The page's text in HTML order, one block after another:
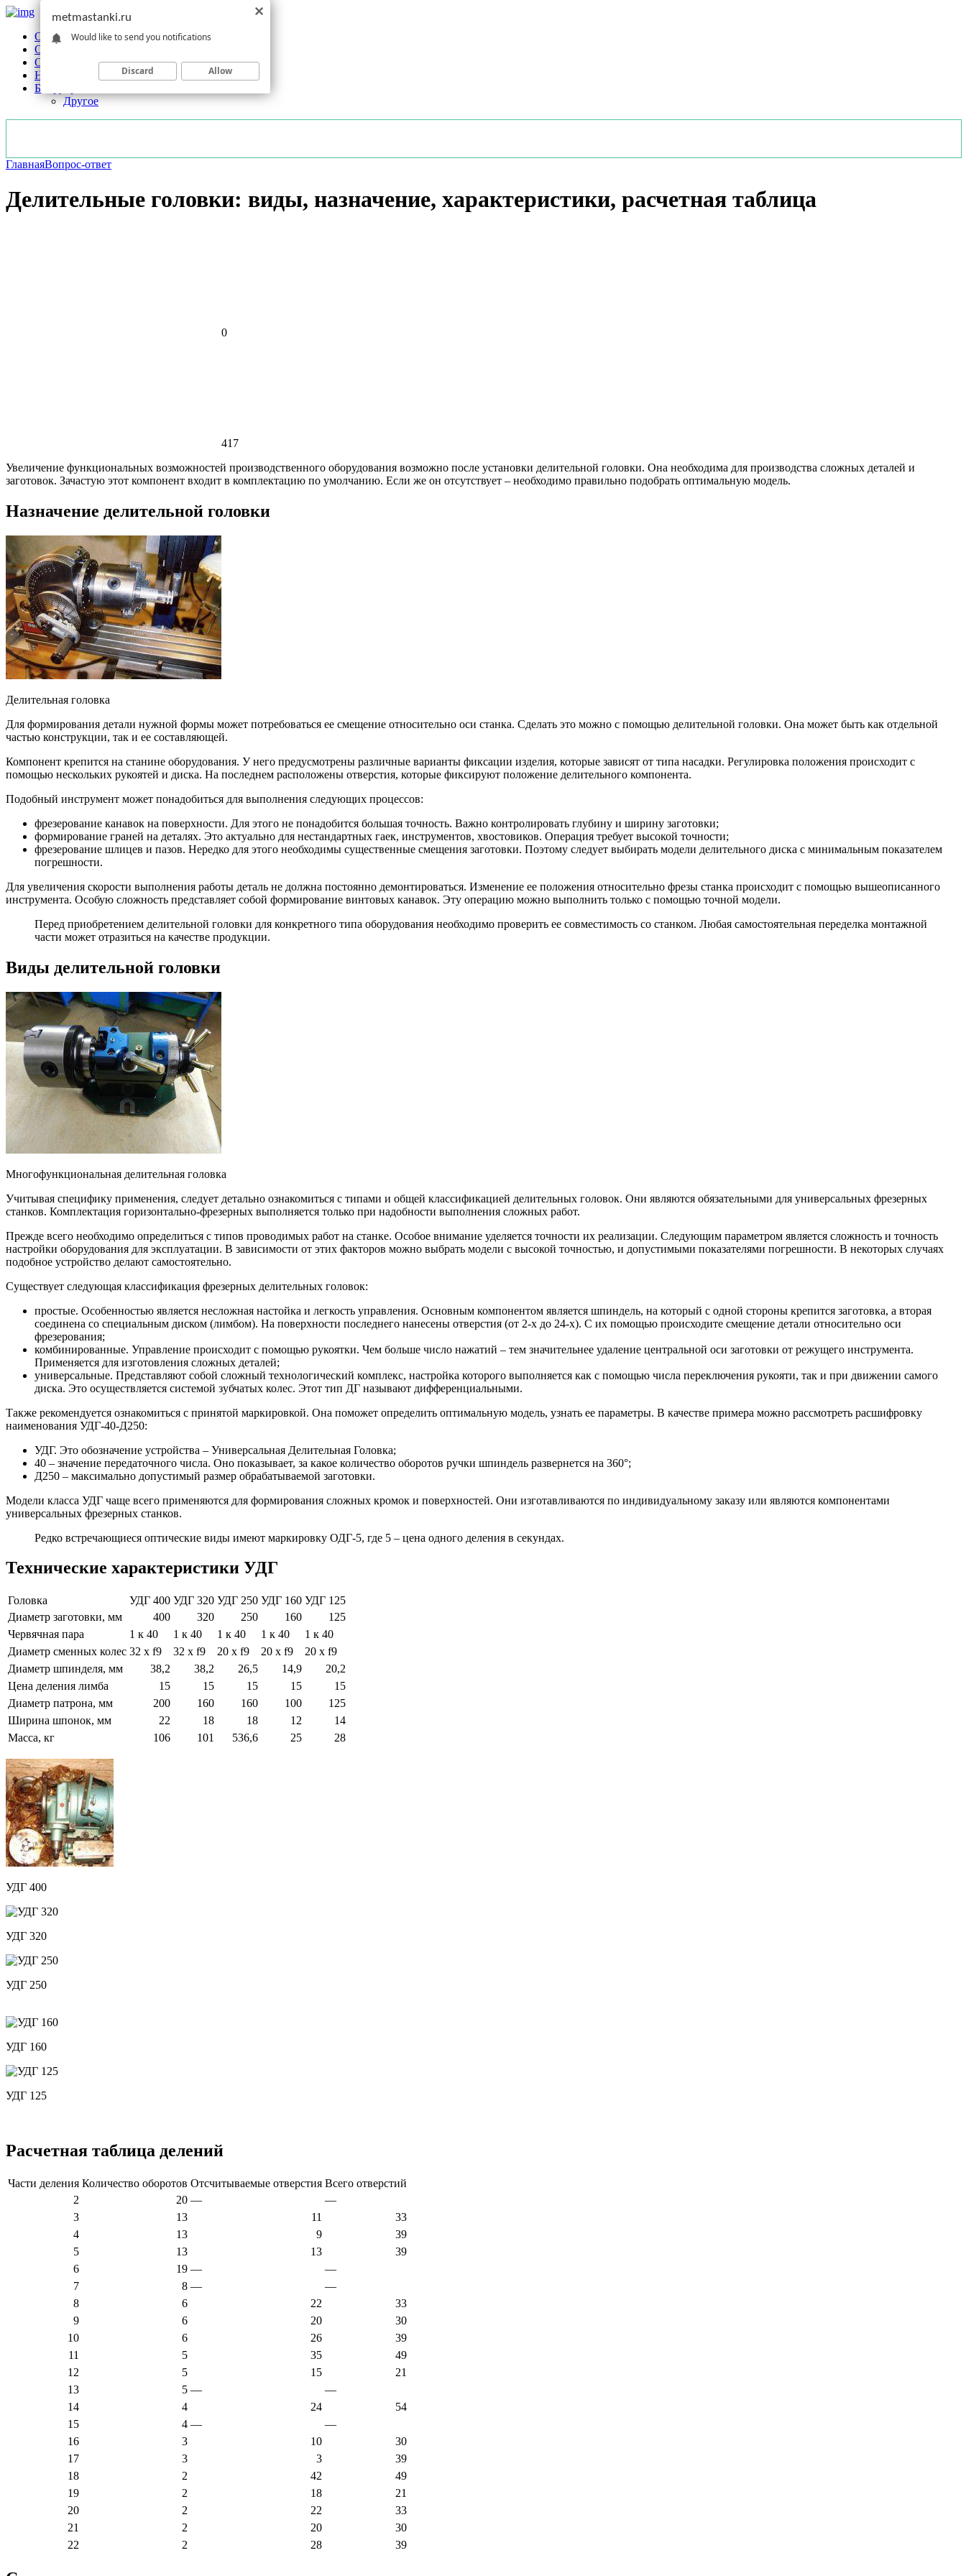
Обзоры станков
Оборудование
Обработка
Новости отрасли
Без рубрики
Другое
ГлавнаяВопрос-ответ
Делительные головки: виды, назначение, характеристики, расчетная таблица
0
417
Увеличение функциональных возможностей производственного оборудования возможно после установки делительной головки. Она необходима для производства сложных деталей и
заготовок. Зачастую этот компонент входит в комплектацию по умолчанию. Если же он отсутствует – необходимо правильно подобрать оптимальную модель.
Назначение делительной головки
Делительная головка
Для формирования детали нужной формы может потребоваться ее смещение относительно оси станка. Сделать это можно с помощью делительной головки. Она может быть как отдельной
частью конструкции, так и ее составляющей.
Компонент крепится на станине оборудования. У него предусмотрены различные варианты фиксации изделия, которые зависят от типа насадки. Регулировка положения происходит с
помощью нескольких рукоятей и диска. На последнем расположены отверстия, которые фиксируют положение делительного компонента.
Подобный инструмент может понадобиться для выполнения следующих процессов:
фрезерование канавок на поверхности. Для этого не понадобится большая точность. Важно контролировать глубину и ширину заготовки;
формирование граней на деталях. Это актуально для нестандартных гаек, инструментов, хвостовиков. Операция требует высокой точности;
фрезерование шлицев и пазов. Нередко для этого необходимы существенные смещения заготовки. Поэтому следует выбирать модели делительного диска с минимальным показателем
погрешности.
Для увеличения скорости выполнения работы деталь не должна постоянно демонтироваться. Изменение ее положения относительно фрезы станка происходит с помощью вышеописанного
инструмента. Особую сложность представляет собой формирование винтовых канавок. Эту операцию можно выполнить только с помощью точной модели.
Перед приобретением делительной головки для конкретного типа оборудования необходимо проверить ее совместимость со станком. Любая самостоятельная переделка монтажной
части может отразиться на качестве продукции.
Виды делительной головки
Многофункциональная делительная головка
Учитывая специфику применения, следует детально ознакомиться с типами и общей классификацией делительных головок. Они являются обязательными для универсальных фрезерных
станков. Комплектация горизонтально-фрезерных выполняется только при надобности выполнения сложных работ.
Прежде всего необходимо определиться с типов проводимых работ на станке. Особое внимание уделяется точности их реализации. Следующим параметром является сложность и точность
настройки оборудования для эксплуатации. В зависимости от этих факторов можно выбрать модели с высокой точностью, и допустимыми показателями погрешности. В некоторых случаях
подобное устройство делают самостоятельно.
Существует следующая классификация фрезерных делительных головок:
простые. Особенностью является несложная настойка и легкость управления. Основным компонентом является шпиндель, на который с одной стороны крепится заготовка, а вторая
соединена со специальным диском (лимбом). На поверхности последнего нанесены отверстия (от 2-х до 24-х). С их помощью происходите смещение детали относительно оси
фрезерования;
комбинированные. Управление происходит с помощью рукоятки. Чем больше число нажатий – тем значительнее удаление центральной оси заготовки от режущего инструмента.
Применяется для изготовления сложных деталей;
универсальные. Представляют собой сложный технологический комплекс, настройка которого выполняется как с помощью числа переключения рукояти, так и при движении самого
диска. Это осуществляется системой зубчатых колес. Этот тип ДГ называют дифференциальными.
Также рекомендуется ознакомиться с принятой маркировкой. Она поможет определить оптимальную модель, узнать ее параметры. В качестве примера можно рассмотреть расшифровку
наименования УДГ-40-Д250:
УДГ. Это обозначение устройства – Универсальная Делительная Головка;
40 – значение передаточного числа. Оно показывает, за какое количество оборотов ручки шпиндель развернется на 360°;
Д250 – максимально допустимый размер обрабатываемой заготовки.
Модели класса УДГ чаще всего применяются для формирования сложных кромок и поверхностей. Они изготавливаются по индивидуальному заказу или являются компонентами
универсальных фрезерных станков.
Редко встречающиеся оптические виды имеют маркировку ОДГ-5, где 5 – цена одного деления в секундах.
Технические характеристики УДГ
Головка УДГ 400 УДГ 320 УДГ 250 УДГ 160 УДГ 125
Диаметр заготовки, мм
400 320 250 160
125
Червячная пара
1 к 40 1 к 40 1 к 40 1 к 40
1 к 40
Диаметр сменных колес 32 x f9 32 x f9 20 x f9 20 x f9
20 x f9
Диаметр шпинделя, мм
38,2 38,2 26,5 14,9
20,2
Цена деления лимба
15 15 15 15
15
Диаметр патрона, мм
200 160 160 100
125
Ширина шпонок, мм
22 18 18 12
14
Масса, кг
106 101 536,6 25 28
УДГ 400
УДГ 320
УДГ 250
УДГ 160
УДГ 125
Расчетная таблица делений
Части деления Количество оборотов Отсчитываемые отверстия Всего отверстий
2
20 —
—
3
13 11
33
4
13 9
39
5
13 13
39
6
19 —
—
7
8 —
—
8
6 22
33
9
6 20
30
10
6 26
39
11
5 35
49
12
5 15
21
13
5 —
—
14
4 24
54
15
4 —
—
16
3 10
30
17
3 3
39
18
2 42
49
19
2 18
21
20
2 22
33
21
2 20
30
22
2 28 39
metmastanki.ru
Would like to send you notifications
Discard Allow